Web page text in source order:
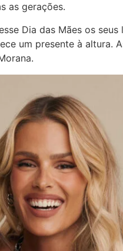
as gerações.
Dia das Mães os
um presente à altura.